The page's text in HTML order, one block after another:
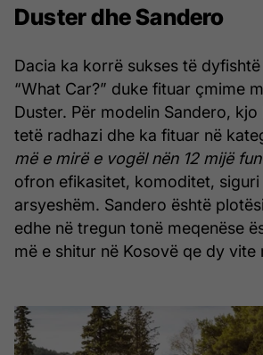
Duster dhe Sandero
Dacia ka korrë sukses të
“What Car?” duke fituar çmime
Duster. Për modelin Sandero,
tetë radhazi dhe ka fituar në
më e mirë e vogël nën 12 mijë
ofron efikasitet, komoditet,
arsyeshëm. Sandero është
edhe në tregun tonë meqenëse
më e shitur në Kosovë qe dy vite